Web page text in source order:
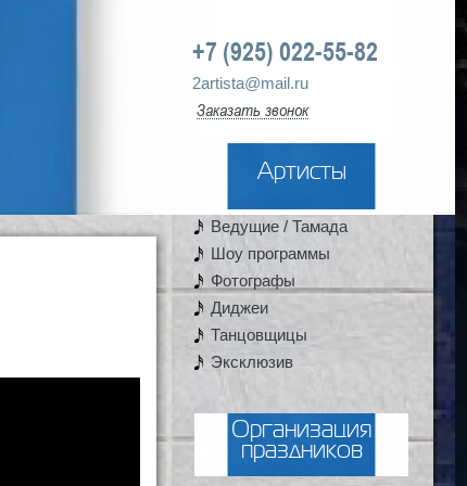
+7 (925) 022-55-82
2artista@mail.ru
Заказать звонок
Артисты
Ведущие / Тамада
Шоу программы
Фотографы
Диджеи
Танцовщицы
Эксклюзив
Организация
праздников